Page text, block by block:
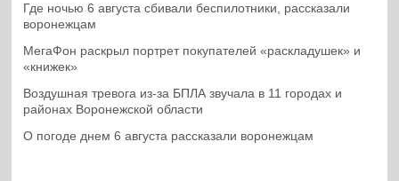
Где ночью 6 августа сбивали беспилотники, рассказали
воронежцам
МегаФон раскрыл портрет покупателей «раскладушек» и
«книжек»
Воздушная тревога из-за БПЛА звучала в 11 городах и
районах Воронежской области
О погоде днем 6 августа рассказали воронежцам